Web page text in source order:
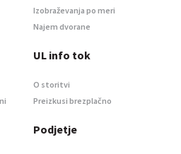
Izobraževanja po meri
Najem dvorane
UL info tok
O storitvi
Preizkusi brezplačno
Podjetje